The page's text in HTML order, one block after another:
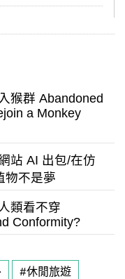
猴群 Abandoned
a Monkey
站 AI 出包/在仿
不是夢
類看不穿
Conformity?
#休閒旅遊